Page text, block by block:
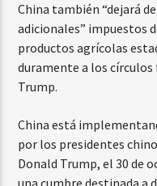
China también “dejará
adicionales” impuestos
productos agrícolas
duramente a los
Trump.
China está
por los presidentes
Donald Trump, el 30 de
una cumbre destinada a